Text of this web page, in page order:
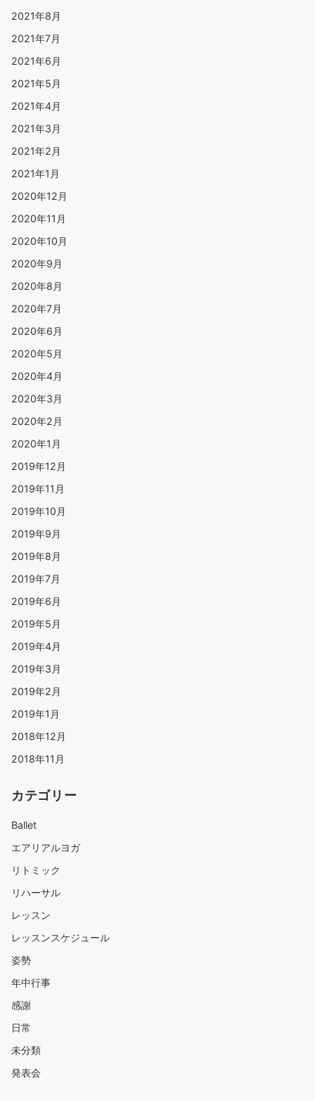
2021年8月
2021年7月
2021年6月
2021年5月
2021年4月
2021年3月
2021年2月
2021年1月
2020年12月
2020年11月
2020年10月
2020年9月
2020年8月
2020年7月
2020年6月
2020年5月
2020年4月
2020年3月
2020年2月
2020年1月
2019年12月
2019年11月
2019年10月
2019年9月
2019年8月
2019年7月
2019年6月
2019年5月
2019年4月
2019年3月
2019年2月
2019年1月
2018年12月
2018年11月
カテゴリー
Ballet
エアリアルヨガ
リトミック
リハーサル
レッスン
レッスンスケジュール
姿勢
年中行事
感謝
日常
未分類
発表会